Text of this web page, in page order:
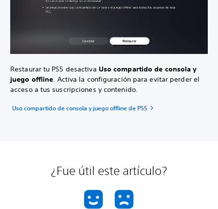
Restaurar tu PS5 desactiva Uso compartido de consola y
juego offline . Activa la configuración para evitar perder el
acceso a tus suscripciones y contenido.
Uso compartido de consola y juego offline de PS5
¿Fue útil este artículo?